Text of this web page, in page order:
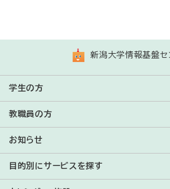
Tiếng Việt
新潟大学情報基盤セ
学生の方
教職員の方
お知らせ
目的別にサービスを探す